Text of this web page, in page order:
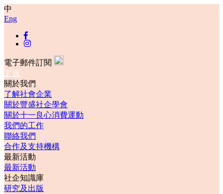
中
Eng
電子郵件訂閱
主頁
關於我們
了解社會企業
關於豐盛社企學會
關於十一良心消費運動
我們的工作
聯絡我們
合作及支持機構
最新活動
最新活動
社企知識庫
研究及出版